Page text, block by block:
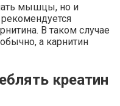
мышцы, но и
В таком случае
а карнитин
креатин